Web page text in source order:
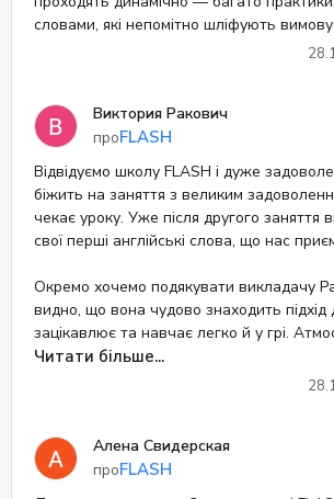
словами, які непомітно шліфують
Виктория Ракович
проFLASH
Відвідуємо школу FLASH і дуже
біжить на заняття з великим
чекає уроку. Уже після другого заняття
свої перші англійські слова, що нас
Окремо хочемо подякувати викладачу
видно, що вона чудово знаходить підхід
зацікавлює та навчає легко й у грі.
заняттях тепла та дружня.
Читати більше...
Алена Свидерская
проFLASH